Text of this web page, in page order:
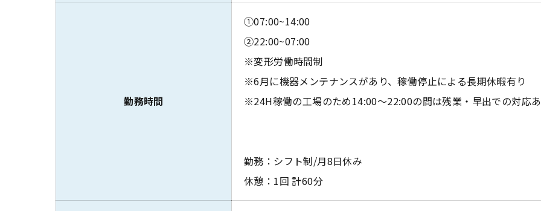
勤務時間
①07:00~14:00
②22:00~07:00
※変形労働時間制
※6月に機器メンテナンスがあり、稼働停止による長期休暇有り
※24H稼働の工場のため14:00～22:00の間は残業・早出での対応
勤務：シフト制/月8日休み
休憩：1回 計60分